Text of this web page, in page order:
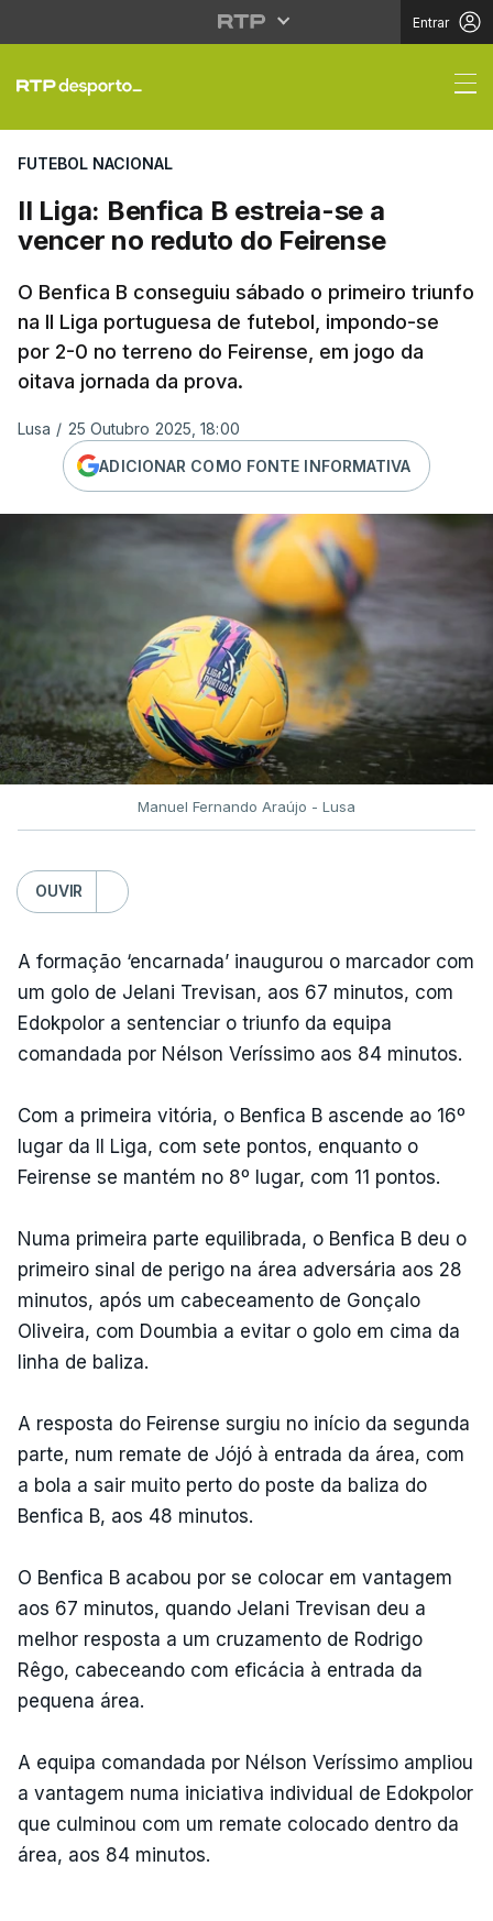
Entrar
II Liga: Benfica B
FUTEBOL NACIONAL
II Liga: Benfica B estreia-se a
vencer no reduto do Feirense
O Benfica B conseguiu sábado o primeiro triunfo
na II Liga portuguesa de futebol, impondo-se
por 2-0 no terreno do Feirense, em jogo da
oitava jornada da prova.
Lusa / 25 Outubro 2025, 18:00
ADICIONAR COMO FONTE INFORMATIVA
Manuel Fernando Araújo - Lusa
OUVIR
A formação ‘encarnada’ inaugurou o marcador com
um golo de Jelani Trevisan, aos 67 minutos, com
Edokpolor a sentenciar o triunfo da equipa
comandada por Nélson Veríssimo aos 84 minutos.
Com a primeira vitória, o Benfica B ascende ao 16º
lugar da II Liga, com sete pontos, enquanto o
Feirense se mantém no 8º lugar, com 11 pontos.
Numa primeira parte equilibrada, o Benfica B deu o
primeiro sinal de perigo na área adversária aos 28
minutos, após um cabeceamento de Gonçalo
Oliveira, com Doumbia a evitar o golo em cima da
linha de baliza.
A resposta do Feirense surgiu no início da segunda
parte, num remate de Jójó à entrada da área, com
a bola a sair muito perto do poste da baliza do
Benfica B, aos 48 minutos.
O Benfica B acabou por se colocar em vantagem
aos 67 minutos, quando Jelani Trevisan deu a
melhor resposta a um cruzamento de Rodrigo
Rêgo, cabeceando com eficácia à entrada da
pequena área.
A equipa comandada por Nélson Veríssimo ampliou
a vantagem numa iniciativa individual de Edokpolor
que culminou com um remate colocado dentro da
área, aos 84 minutos.